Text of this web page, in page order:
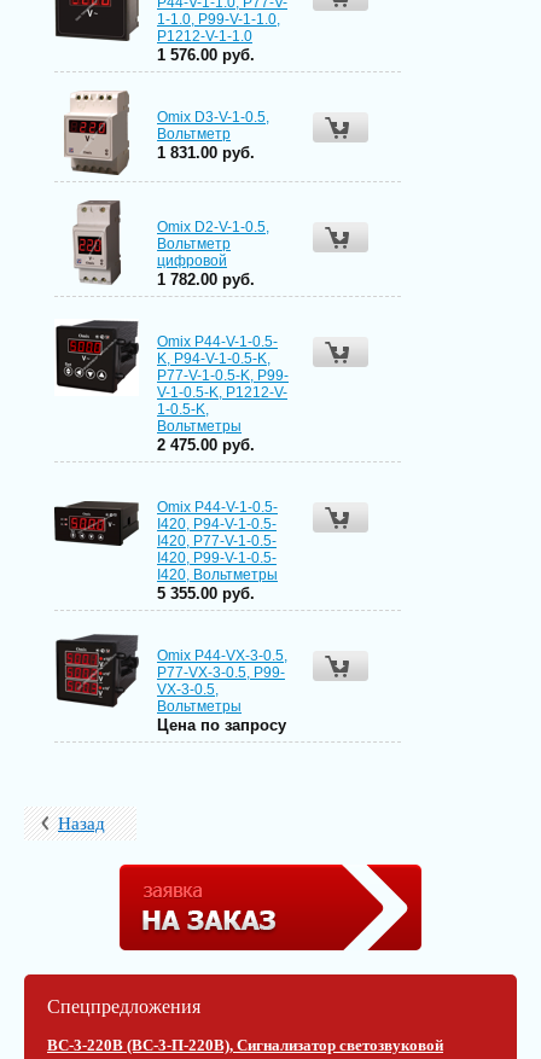
1-1.0, P99-V-1-1.0,
P1212-V-1-1.0
1 576.00 руб.
Omix D3-V-1-0.5,
Вольтметр
1 831.00 руб.
Omix D2-V-1-0.5,
Вольтметр
цифровой
1 782.00 руб.
Omix P44-V-1-0.5-
K, P94-V-1-0.5-K,
P77-V-1-0.5-K, P99-
V-1-0.5-K, P1212-V-
1-0.5-K,
Вольтметры
2 475.00 руб.
Omix P44-V-1-0.5-
I420, P94-V-1-0.5-
I420, P77-V-1-0.5-
I420, P99-V-1-0.5-
I420, Вольтметры
5 355.00 руб.
Omix P44-VX-3-0.5,
P77-VX-3-0.5, P99-
VX-3-0.5,
Вольтметры
Цена по запросу
Назад
Спецпредложения
ВС-3-220В (ВС-3-П-220В), Сигнализатор светозвуковой